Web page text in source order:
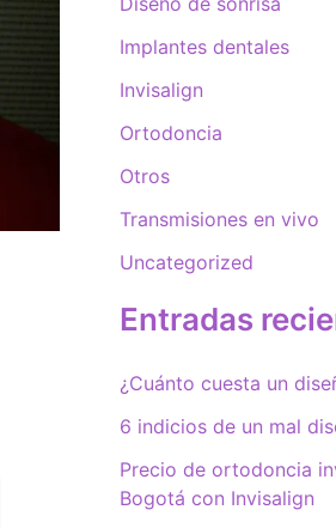
Implantes dentales
Invisalign
Ortodoncia
Otros
Transmisiones en vivo
Uncategorized
Entradas
¿Cuánto cuesta un
6 indicios de un mal
Precio de ortodoncia
Bogotá con Invisalign